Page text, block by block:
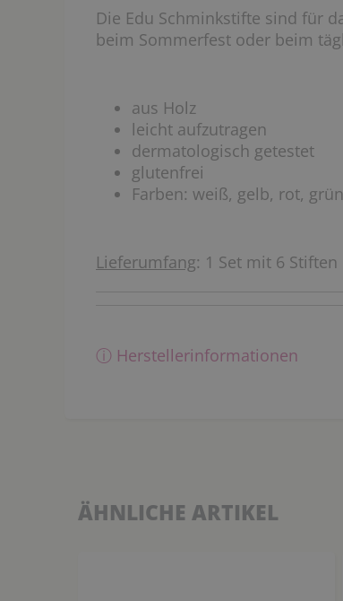
Die Edu Schminkstifte sind für
beim Sommerfest oder beim
aus Holz
leicht aufzutragen
dermatologisch getestet
glutenfrei
Farben: weiß, gelb, rot,
Lieferumfang: 1 Set mit 6 Stiften
ⓘ Herstellerinformationen
ÄHNLICHE ARTIKEL